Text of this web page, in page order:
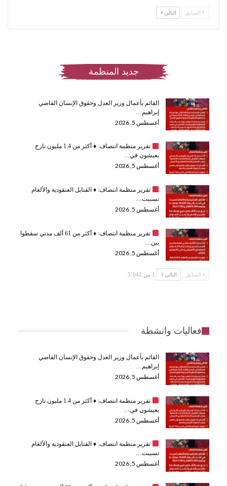
السابق التالي
جديد المنظمة
القائم بأعمال وزير العدل وحقوق الإنسان القاضي
إبراهيم…
أغسطس 5, 2026
تقرير منظمة انتصاف: ♦️
أكثر من 1.4 مليون نازح
يعيشون في…
أغسطس 5, 2026
تقرير منظمة انتصاف: ♦️القنابل العنقودية والألغام
تسببت…
أغسطس 5, 2026
تقرير منظمة انتصاف: ♦️
أكثر من 61 ألف مدني سقطوا
بين…
أغسطس 5, 2026
السابق التالي 1 من 3٬042
فعاليات وانشطة
القائم بأعمال وزير العدل وحقوق الإنسان القاضي
إبراهيم…
أغسطس 5, 2026
تقرير منظمة انتصاف: ♦️
أكثر من 1.4 مليون نازح
يعيشون في…
أغسطس 5, 2026
تقرير منظمة انتصاف: ♦️القنابل العنقودية والألغام
تسببت…
أغسطس 5, 2026